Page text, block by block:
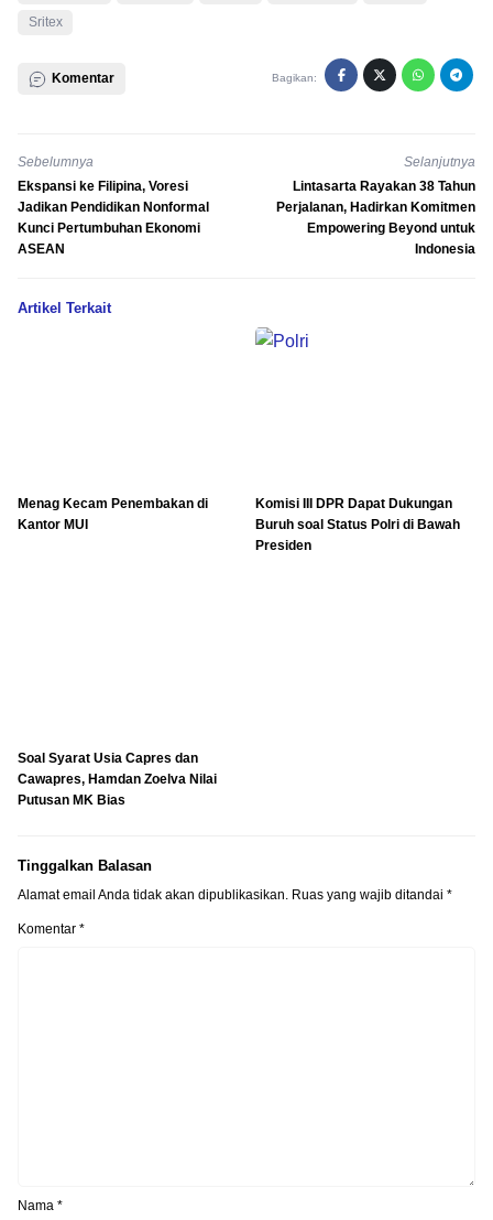
Sritex
Komentar Bagikan:
Sebelumnya
Ekspansi ke Filipina, Voresi
Jadikan Pendidikan Nonformal
Kunci Pertumbuhan Ekonomi
ASEAN
Selanjutnya
Lintasarta Rayakan 38 Tahun
Perjalanan, Hadirkan Komitmen
Empowering Beyond untuk
Indonesia
Artikel Terkait
Menag Kecam Penembakan di
Kantor MUI
Komisi III DPR Dapat Dukungan
Buruh soal Status Polri di Bawah
Presiden
Soal Syarat Usia Capres dan
Cawapres, Hamdan Zoelva Nilai
Putusan MK Bias
Tinggalkan Balasan
Alamat email Anda tidak akan dipublikasikan. Ruas yang wajib ditandai *
Komentar *
Nama *